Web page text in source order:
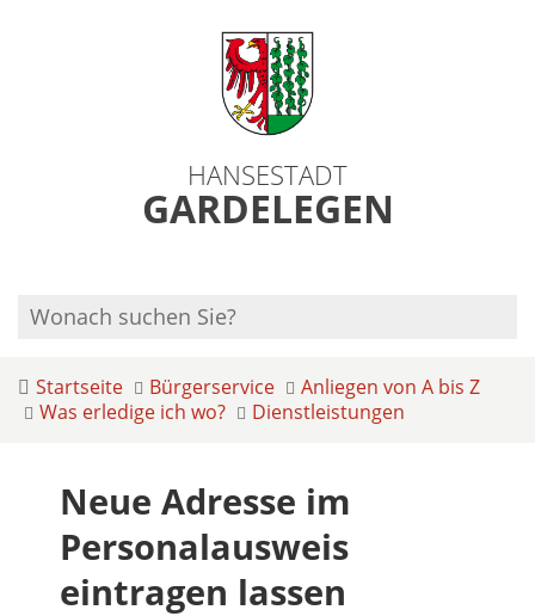
HANSESTADT
GARDELEGEN
Startseite Bürgerservice
Anliegen von A bis Z
Was erledige ich wo?
Dienstleistungen
Neue Adresse im
Personalausweis
eintragen lassen